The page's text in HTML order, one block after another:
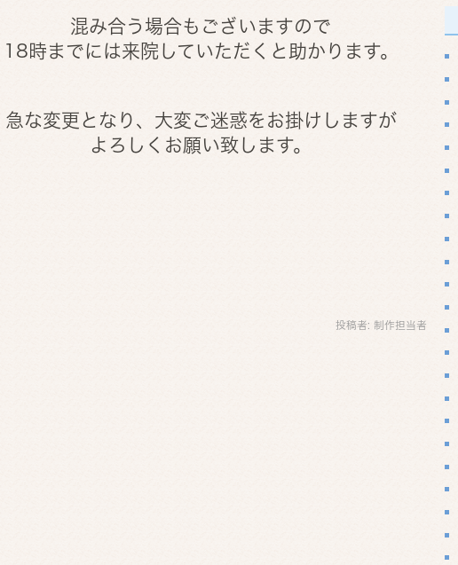
混み合う場合もございますので
18時までには来院していただくと助かります。
急な変更となり、大変ご迷惑をお掛けしますが
よろしくお願い致します。
投稿者: 制作担当者